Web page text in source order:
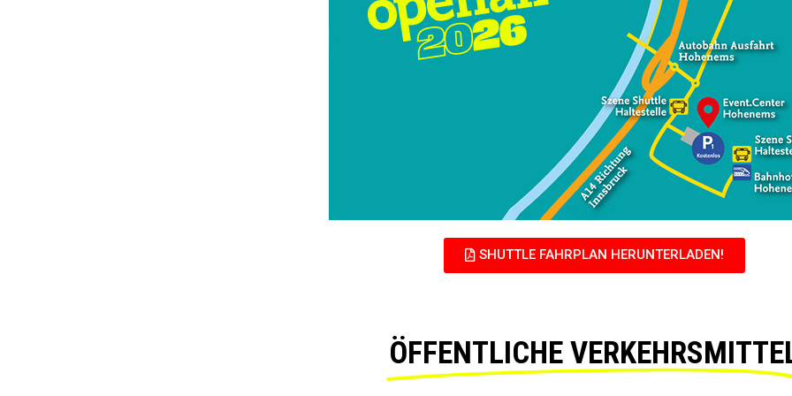
SHUTTLE FAHRPLAN HERUNTERLADEN!
ÖFFENTLICHE